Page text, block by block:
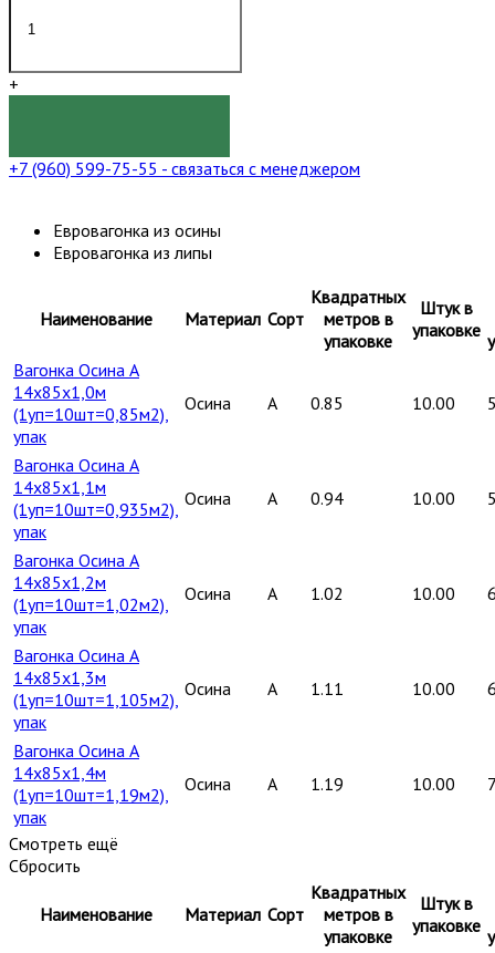
+
+7 (960) 599-75-55 - связаться с менеджером
Евровагонка из осины
Евровагонка из липы
Наименование Материал Сорт
Квадратных
метров в
упаковке
Штук в
упаковке
Вагонка Осина А
14х85х1,0м
(1уп=10шт=0,85м2),
упак
Осина A 0.85 10.00
Вагонка Осина А
14х85х1,1м
(1уп=10шт=0,935м2),
упак
Осина A 0.94 10.00
Вагонка Осина А
14х85х1,2м
(1уп=10шт=1,02м2),
упак
Осина A 1.02 10.00
Вагонка Осина А
14х85х1,3м
(1уп=10шт=1,105м2),
упак
Осина A 1.11 10.00
Вагонка Осина А
14х85х1,4м
(1уп=10шт=1,19м2),
упак
Осина A 1.19 10.00
Смотреть ещё
Сбросить
Наименование Материал Сорт
Квадратных
метров в
упаковке
Штук в
упаковке